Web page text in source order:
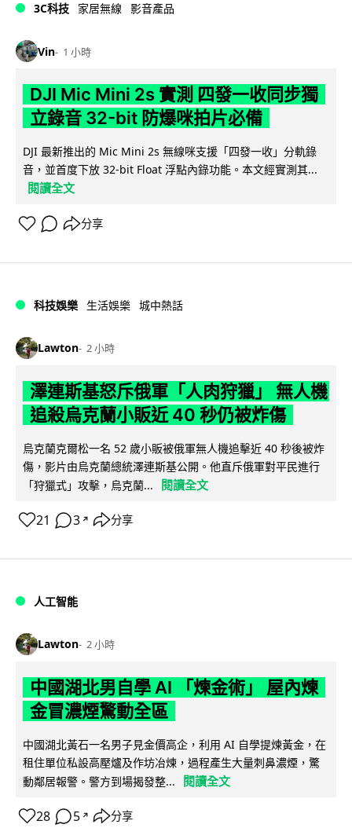
3C科技 家居無線 影音產品
Vin 1 小時
DJI Mic Mini 2s 實測 四發一收同步獨
立錄音 32-bit 防爆咪拍片必備
DJI 最新推出的 Mic Mini 2s 無線咪支援「四發一收」分軌錄
音，並首度下放 32-bit Float 浮點內錄功能。本文經實測其...
閱讀全文
分享
科技娛樂 生活娛樂 城中熱話
Lawton 2 小時
澤連斯基怒斥俄軍「人肉狩獵」 無人機
追殺烏克蘭小販近 40 秒仍被炸傷
烏克蘭克爾松一名 52 歲小販被俄軍無人機追擊近 40 秒後被炸
傷，影片由烏克蘭總統澤連斯基公開。他直斥俄軍對平民進行
「狩獵式」攻擊，烏克蘭...
閱讀全文
21 3 ↗ 分享
人工智能
Lawton 2 小時
中國湖北男自學 AI 「煉金術」 屋內煉
金冒濃煙驚動全區
中國湖北黃石一名男子見金價高企，利用 AI 自學提煉黃金，在
租住單位私設高壓爐及作坊冶煉，過程產生大量刺鼻濃煙，驚
動鄰居報警。警方到場揭發整...
閱讀全文
28 5 ↗ 分享